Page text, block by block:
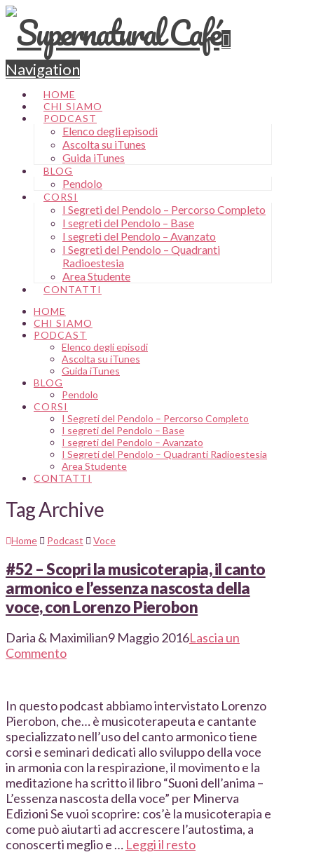
Navigation
HOME
CHI SIAMO
PODCAST
Elenco degli episodi
Ascolta su iTunes
Guida iTunes
BLOG
Pendolo
CORSI
I Segreti del Pendolo – Percorso Completo
I segreti del Pendolo – Base
I segreti del Pendolo – Avanzato
I Segreti del Pendolo – Quadranti
Radioestesia
Area Studente
CONTATTI
HOME
CHI SIAMO
PODCAST
Elenco degli episodi
Ascolta su iTunes
Guida iTunes
BLOG
Pendolo
CORSI
I Segreti del Pendolo – Percorso Completo
I segreti del Pendolo – Base
I segreti del Pendolo – Avanzato
I Segreti del Pendolo – Quadranti Radioestesia
Area Studente
CONTATTI
Tag Archive
Home Podcast Voce
#52 – Scopri la musicoterapia, il canto
armonico e l’essenza nascosta della
voce, con Lorenzo Pierobon
Daria & Maximilian9 Maggio 2016Lascia un
Commento
In questo podcast abbiamo intervistato Lorenzo
Pierobon, che… è musicoterapeuta e cantante
specializzato nell’uso del canto armonico tiene
corsi e seminari dedicati allo sviluppo della voce
in armonia con la respirazione, il movimento e la
meditazione ha scritto il libro “Suoni dell’anima –
L’essenza nascosta della voce” per Minerva
Edizioni Se vuoi scoprire: cos’è la musicoterapia e
come può aiutarti ad accrescere l’autostima, a
conoscerti meglio e … Leggi il resto